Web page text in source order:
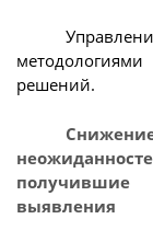
решений.
получившие
выявления